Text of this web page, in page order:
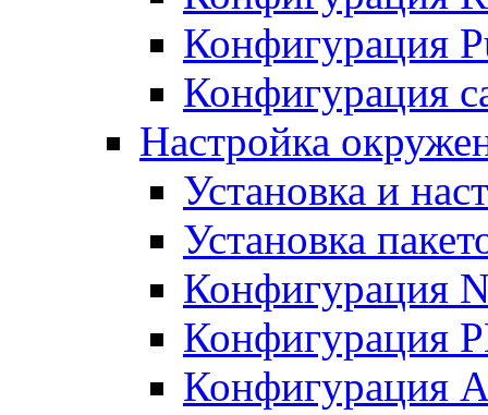
Конфигурация
Конфигурация
Настройка
Установка и
Установка
Конфигурация
Конфигурация
Конфигурация